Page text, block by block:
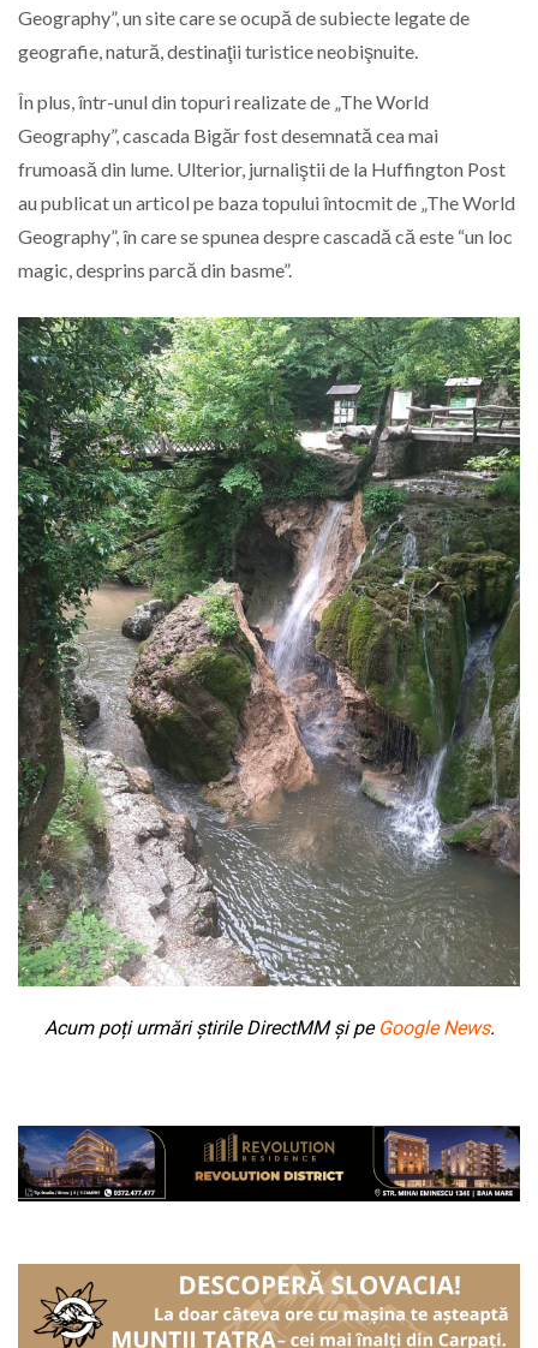
Geography”, un site care se ocupă de subiecte legate de
geografie, natură, destinaţii turistice neobişnuite.
În plus, într-unul din topuri realizate de „The World
Geography”, cascada Bigăr fost desemnată cea mai
frumoasă din lume. Ulterior, jurnaliştii de la Huffington Post
au publicat un articol pe baza topului întocmit de „The World
Geography”, în care se spunea despre cascadă că este “un loc
magic, desprins parcă din basme”.
Acum poți urmări știrile DirectMM și pe Google News.